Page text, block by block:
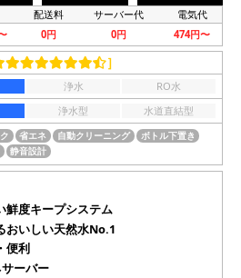
配送料 サーバー代 電気代
0円 0円 474円〜
］
浄水
RO水
浄水型
水道直結型
省エネ 自動クリーニング
ボトル下置き
静音設計
鮮度キープシステム
おいしい天然水No.1
便利
ーバー